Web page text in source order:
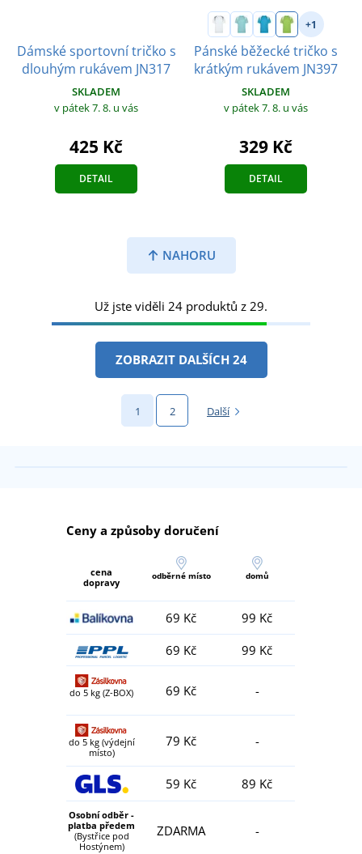
Dámské sportovní tričko s
dlouhým rukávem JN317
SKLADEM
v pátek 7. 8. u vás
425 Kč
DETAIL
+1
Pánské běžecké tričko s
krátkým rukávem JN397
SKLADEM
v pátek 7. 8. u vás
329 Kč
DETAIL
NAHORU
Už jste viděli 24 produktů z 29.
ZOBRAZIT DALŠÍCH 24
1 2 Další
Ceny a způsoby doručení
cena
dopravy
odběrné místo domů
69 Kč
99 Kč
69 Kč
99 Kč
do 5 kg (Z-BOX) 69 Kč -
do 5 kg (výdejní
místo)
79 Kč -
59 Kč 89 Kč
Osobní odběr -
platba předem
(Bystřice pod
Hostýnem)
ZDARMA -